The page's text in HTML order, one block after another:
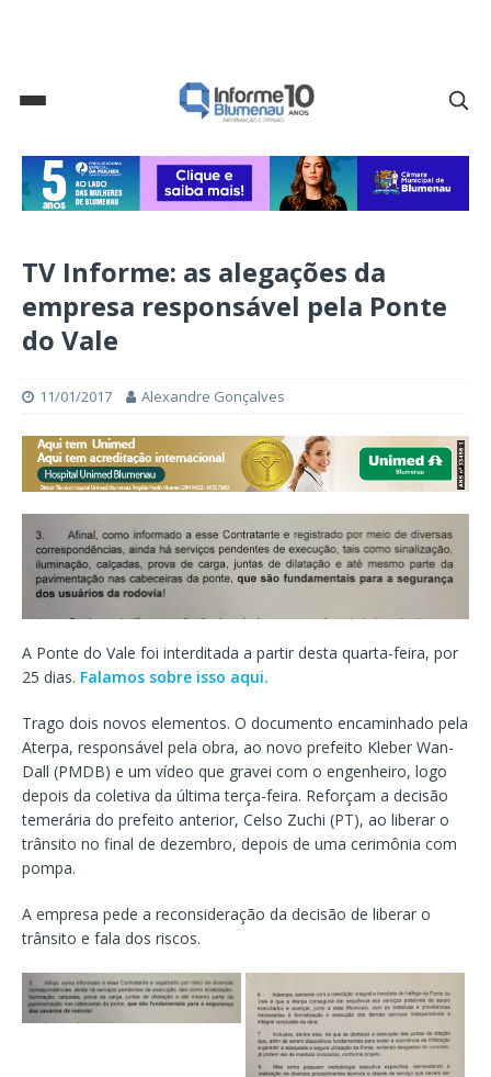
TV Informe: as alegações da
empresa responsável pela Ponte
do Vale
11/01/2017 Alexandre Gonçalves
A Ponte do Vale foi interditada a partir desta quarta-feira, por
25 dias. Falamos sobre isso aqui.
Trago dois novos elementos. O documento encaminhado pela
Aterpa, responsável pela obra, ao novo prefeito Kleber Wan-
Dall (PMDB) e um vídeo que gravei com o engenheiro, logo
depois da coletiva da última terça-feira. Reforçam a decisão
temerária do prefeito anterior, Celso Zuchi (PT), ao liberar o
trânsito no final de dezembro, depois de uma cerimônia com
pompa.
A empresa pede a reconsideração da decisão de liberar o
trânsito e fala dos riscos.